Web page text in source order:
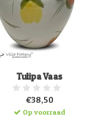
Tulipa Vaas
€38,50
Op voorraad